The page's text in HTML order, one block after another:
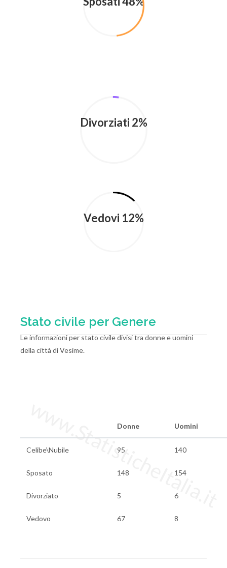
Divorziati 2%
Vedovi 12%
Stato civile per Genere
Le informazioni per stato civile divisi tra donne e uomini
della città di Vesime.
Donne Uomini
Celibe\Nubile 95 140
Sposato 148 154
Divorziato 5 6
Vedovo 67 8
www.StatisticheItalia.it